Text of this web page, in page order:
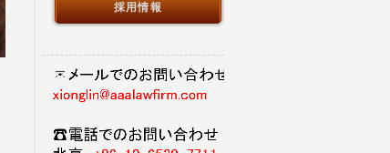
採用情報